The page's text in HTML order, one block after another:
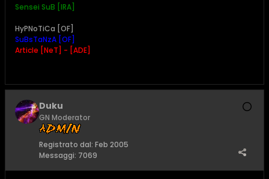
Sensei SuB [IRA]
HyPNoTiCa [OF]
SuBsTaNzA [OF]
Article [NeT] - [ADE]
Duku
GN Moderator
Registrato dal: Feb 2005
Messaggi: 7069